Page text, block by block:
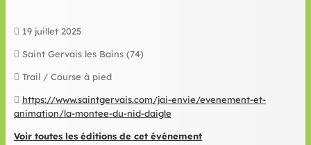
19 juillet 2025
Saint Gervais les Bains (74)
Trail / Course à pied
https://www.saintgervais.com/jai-envie/evenement-et-
animation/la-montee-du-nid-daigle
Voir toutes les éditions de cet événement